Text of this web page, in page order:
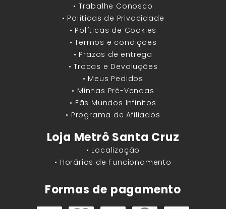
• Trabalhe Conosco
• Políticas de Privacidade
• Políticas de Cookies
• Termos e condições
• Prazos de entrega
• Trocas e Devoluções
• Meus Pedidos
• Minhas Pré-Vendas
• Fãs Mundos Infinitos
• Programa de Afiliados
Loja Metrô Santa Cruz
• Localização
• Horários de Funcionamento
Formas de pagamento